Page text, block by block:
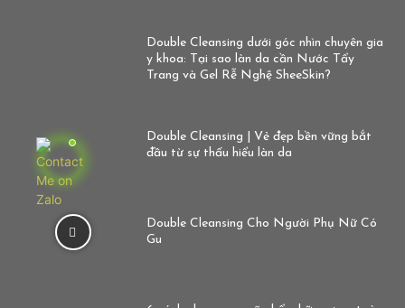
Double Cleansing dưới góc nhìn chuyên gia
y khoa: Tại sao làn da cần Nước Tẩy
Trang và Gel Rễ Nghệ SheeSkin?
Double Cleansing | Vẻ đẹp bền vững bắt
đầu từ sự thấu hiểu làn da
Double Cleansing Cho Người Phụ Nữ Có
Gu